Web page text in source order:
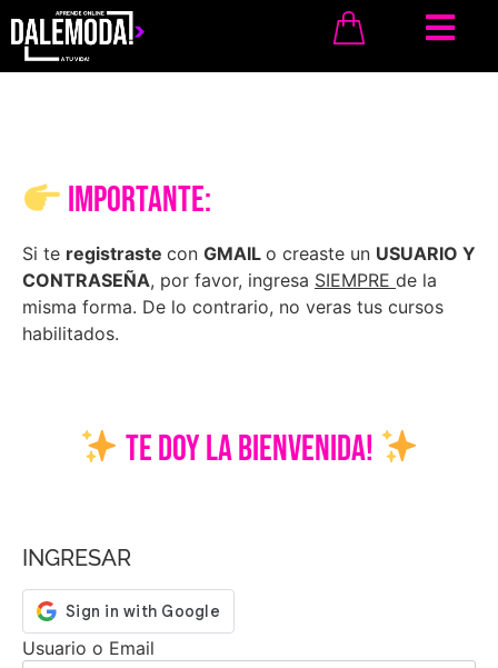
IMPORTANTE:
Si te registraste con GMAIL o creaste un USUARIO Y
CONTRASEÑA, por favor, ingresa SIEMPRE de la
misma forma. De lo contrario, no veras tus cursos
habilitados.
TE DOY LA BIENVENIDA!
INGRESAR
Usuario o Email